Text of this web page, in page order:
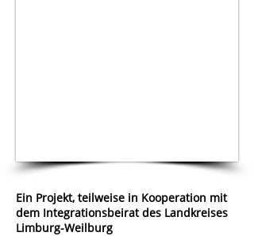
Ein Projekt, teilweise in Kooperation mit
dem Integrationsbeirat des Landkreises
Limburg-Weilburg